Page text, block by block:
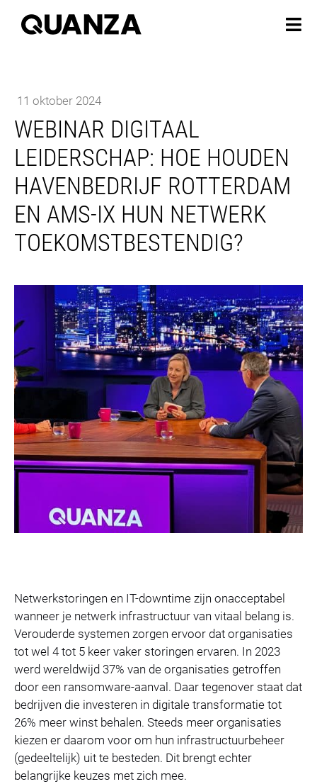
11 oktober 2024
WEBINAR DIGITAAL
LEIDERSCHAP: HOE HOUDEN
HAVENBEDRIJF ROTTERDAM
EN AMS-IX HUN NETWERK
TOEKOMSTBESTENDIG?
Netwerkstoringen en IT-downtime zijn onacceptabel
wanneer je netwerk infrastructuur van vitaal belang is.
Verouderde systemen zorgen ervoor dat organisaties
tot wel 4 tot 5 keer vaker storingen ervaren. In 2023
werd wereldwijd 37% van de organisaties getroffen
door een ransomware-aanval. Daar tegenover staat dat
bedrijven die investeren in digitale transformatie tot
26% meer winst behalen. Steeds meer organisaties
kiezen er daarom voor om hun infrastructuurbeheer
(gedeeltelijk) uit te besteden. Dit brengt echter
belangrijke keuzes met zich mee.